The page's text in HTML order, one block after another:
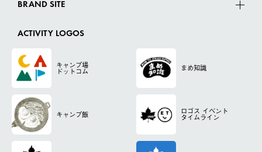
BRAND SITE
ACTIVITY LOGOS
キャンプ場
ドットコム まめ知識
キャンプ飯 ロゴス イベント
タイムライン